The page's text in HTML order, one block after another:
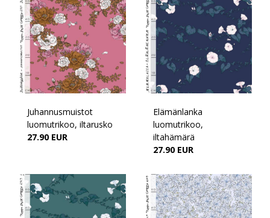
Juhannusmuistot
luomutrikoo, iltarusko
27.90 EUR
Elämänlanka
luomutrikoo,
iltahämärä
27.90 EUR